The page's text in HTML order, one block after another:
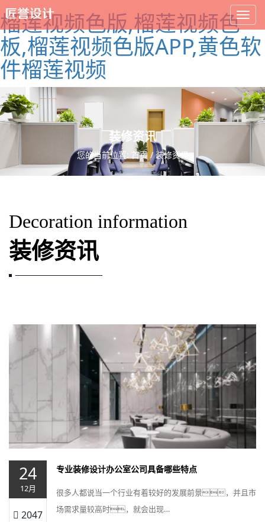
榴莲视频色版,榴莲视频色
板,榴莲视频色版APP,黄色软
件榴莲视频
装修资讯
您的当前位置: 首页/装修资讯
Decoration information
装修资讯
24
12月
2047
专业装修设计办公室公司具备哪些特点
很多人都说当一个行业有着较好的发展前景，并且市
场需求量较高时，就会出现…